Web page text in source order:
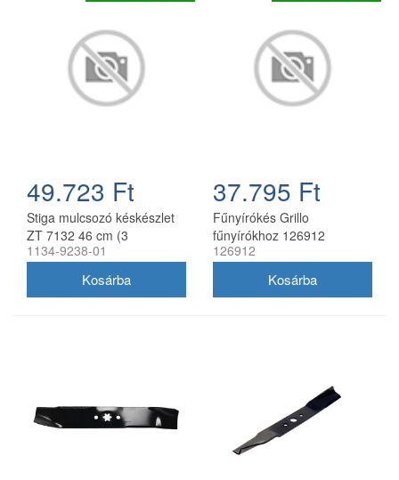
49.723 Ft
Stiga mulcsozó késkészlet
ZT 7132 46 cm (3
db/csomag) 1134-9238-01
1134-9238-01
37.795 Ft
Fűnyírókés Grillo
fűnyírókhoz 126912
126912